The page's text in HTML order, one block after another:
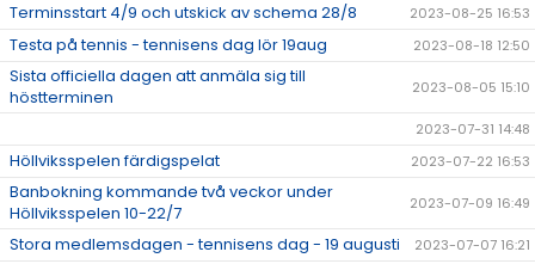
Terminsstart 4/9 och utskick av schema 28/8 2023-08-25 16:53
Testa på tennis - tennisens dag lör 19aug 2023-08-18 12:50
Sista officiella dagen att anmäla sig till
höstterminen
2023-08-05 15:10
2023-07-31 14:48
Höllviksspelen färdigspelat 2023-07-22 16:53
Banbokning kommande två veckor under
Höllviksspelen 10-22/7
2023-07-09 16:49
Stora medlemsdagen - tennisens dag - 19 augusti 2023-07-07 16:21